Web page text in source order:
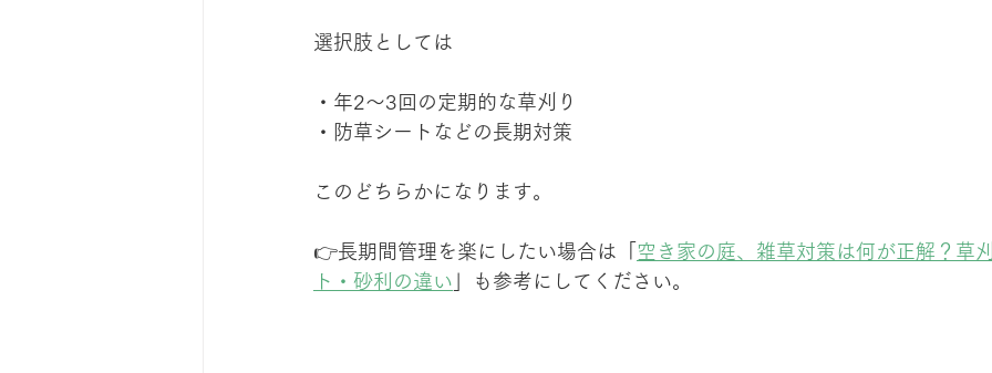
選択肢としては
・年2〜3回の定期的な草刈り
・防草シートなどの長期対策
このどちらかになります。
👉長期間管理を楽にしたい場合は「
空き家の庭、雑草対策は何が正解？草
ト・砂利の違い 」も参考にしてください。